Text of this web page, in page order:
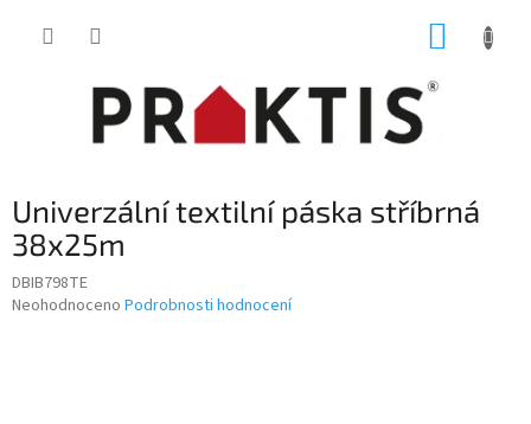
Univerzální textilní páska stříbrná
38x25m
DBIB798TE
Průměrné
Neohodnoceno Podrobnosti hodnocení